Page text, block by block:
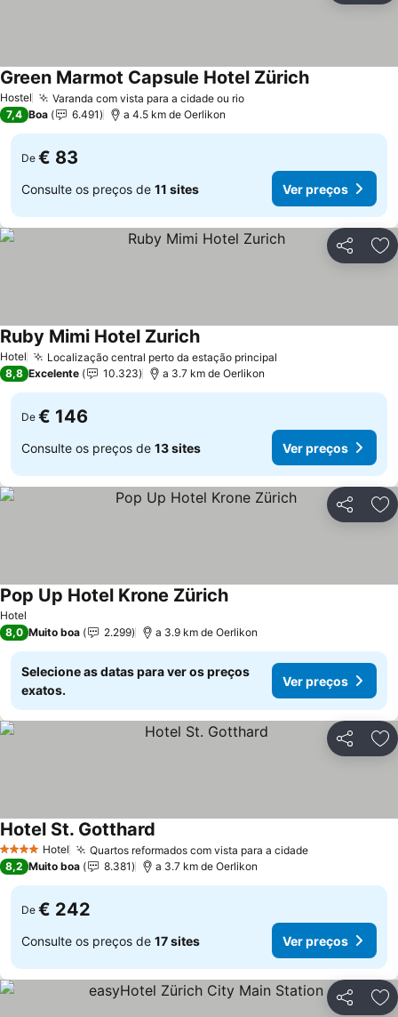
Hostel Varanda com vista para a cidade ou rio
Green Marmot Capsule Hotel Zürich
7,4 Boa 6.491 a 4.5 km de Oerlikon
De € 83
Consulte os preços de 11 sites Ver preços
Partilhar
Hotel Localização central perto da estação principal
Ruby Mimi Hotel Zurich
8,8 Excelente 10.323 a 3.7 km de Oerlikon
De € 146
Consulte os preços de 13 sites Ver preços
Partilhar
Hotel
Pop Up Hotel Krone Zürich
8,0 Muito boa 2.299 a 3.9 km de Oerlikon
Selecione as datas para ver os preços
exatos.
Ver preços
Partilhar
4 EstrelasHotel Quartos reformados com vista para a cidade
Hotel St. Gotthard
8,2 Muito boa 8.381 a 3.7 km de Oerlikon
De € 242
Consulte os preços de 17 sites Ver preços
Partilhar